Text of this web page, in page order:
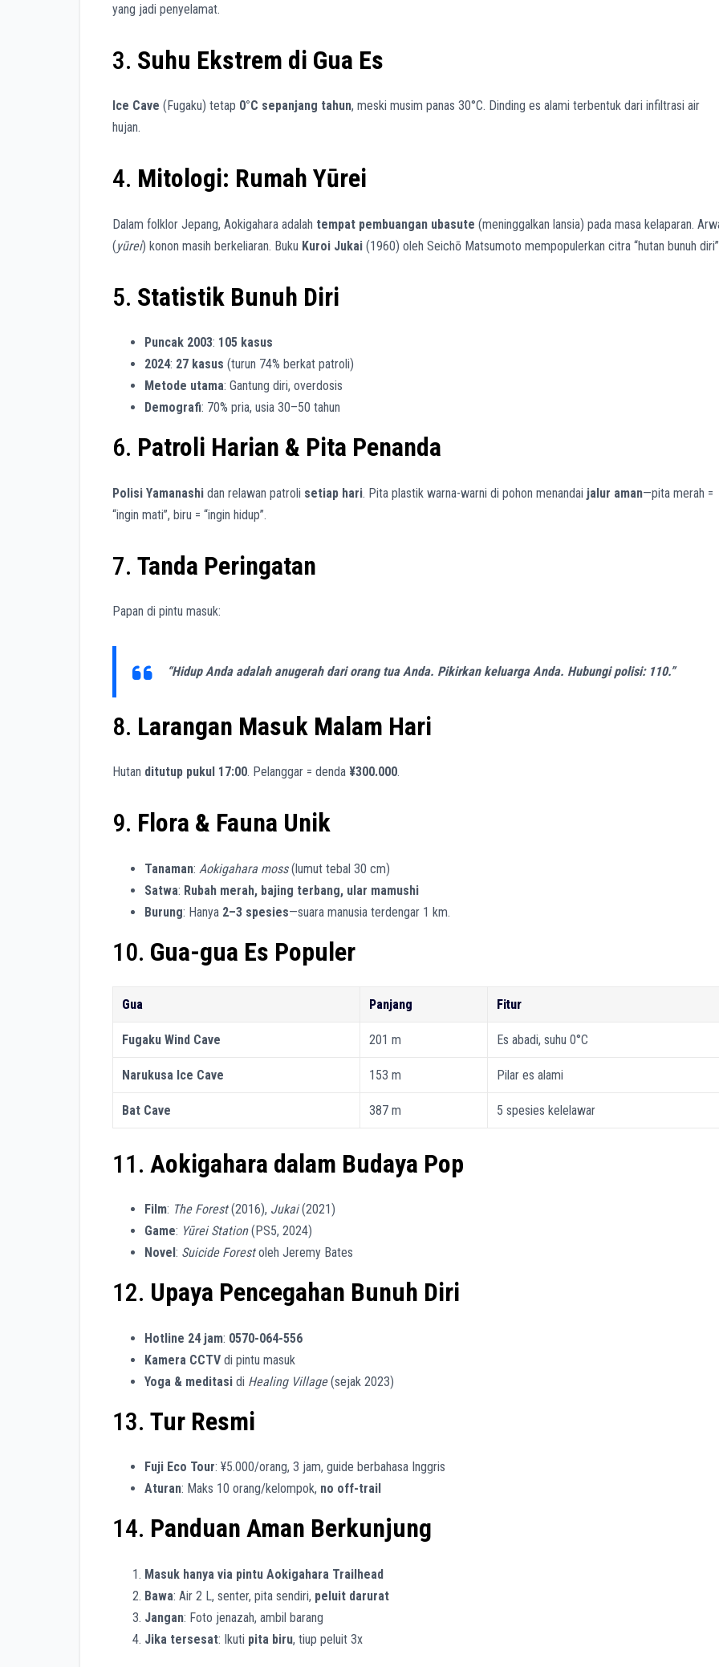
yang jadi penyelamat.
3. Suhu Ekstrem di Gua Es
Ice Cave (Fugaku) tetap 0°C sepanjang tahun, meski musim panas 30°C. Dinding es alami terbentuk dari infiltrasi air
hujan.
4. Mitologi: Rumah Yūrei
Dalam folklor Jepang, Aokigahara adalah tempat pembuangan ubasute (meninggalkan lansia) pada masa kelaparan.
(yūrei) konon masih berkeliaran. Buku Kuroi Jukai (1960) oleh Seichō Matsumoto mempopulerkan citra “hutan bunuh
5. Statistik Bunuh Diri
Puncak 2003: 105 kasus
2024: 27 kasus (turun 74% berkat patroli)
Metode utama: Gantung diri, overdosis
Demografi: 70% pria, usia 30–50 tahun
6. Patroli Harian & Pita Penanda
Polisi Yamanashi dan relawan patroli setiap hari. Pita plastik warna-warni di pohon menandai jalur aman—pita merah =
“ingin mati”, biru = “ingin hidup”.
7. Tanda Peringatan
Papan di pintu masuk:
“Hidup Anda adalah anugerah dari orang tua Anda. Pikirkan keluarga Anda. Hubungi polisi: 110.”
8. Larangan Masuk Malam Hari
Hutan ditutup pukul 17:00. Pelanggar = denda ¥300.000.
9. Flora & Fauna Unik
Tanaman: Aokigahara moss(lumut tebal 30 cm)
Satwa: Rubah merah, bajing terbang, ular mamushi
Burung: Hanya 2–3 spesies—suara manusia terdengar 1 km.
10. Gua-gua Es Populer
Gua Panjang Fitur
Fugaku Wind Cave 201 m Es abadi, suhu 0°C
Narukusa Ice Cave 153 m Pilar es alami
Bat Cave 387 m 5 spesies kelelawar
11. Aokigahara dalam Budaya Pop
Film: The Forest(2016), Jukai(2021)
Game: Yūrei Station(PS5, 2024)
Novel : Suicide Forestoleh Jeremy Bates
12. Upaya Pencegahan Bunuh Diri
Hotline 24 jam: 0570-064-556
Kamera CCTV di pintu masuk
Yoga & meditasi di Healing Village(sejak 2023)
13. Tur Resmi
Fuji Eco Tour: ¥5.000/orang, 3 jam, guide berbahasa Inggris
Aturan: Maks 10 orang/kelompok, no off-trail
14. Panduan Aman Berkunjung
Masuk hanya via pintu Aokigahara Trailhead
Bawa: Air 2 L, senter, pita sendiri, peluit darurat
Jangan: Foto jenazah, ambil barang
Jika tersesat: Ikuti pita biru, tiup peluit 3x